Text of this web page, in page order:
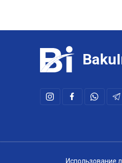
Использование